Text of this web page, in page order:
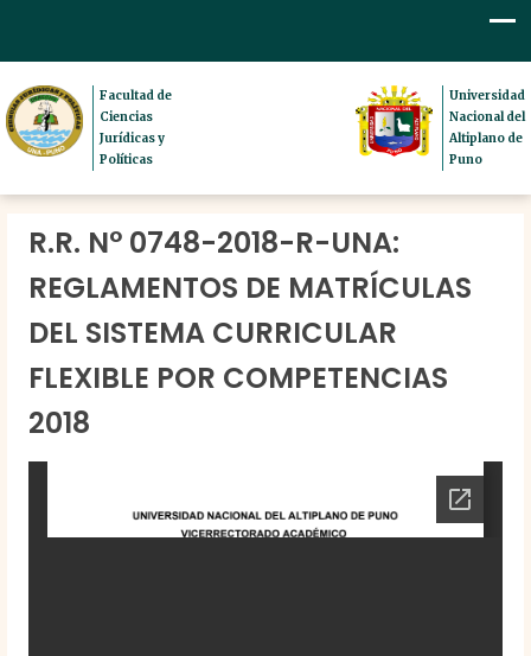
Facultad de
Ciencias
Jurídicas y
Políticas
Universidad
Nacional del
Altiplano de
Puno
R.R. N° 0748-2018-R-UNA:
REGLAMENTOS DE MATRÍCULAS
DEL SISTEMA CURRICULAR
FLEXIBLE POR COMPETENCIAS
2018